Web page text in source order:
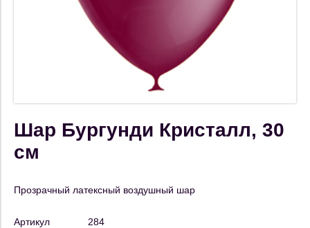
Шар Бургунди Кристалл, 30
см
Прозрачный латексный воздушный шар
Артикул 284